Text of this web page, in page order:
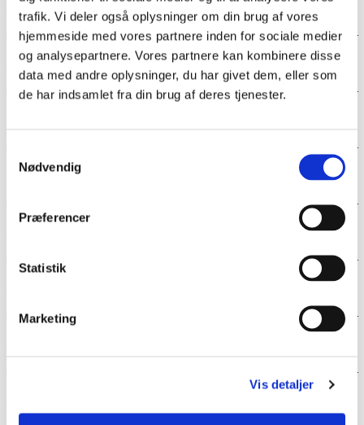
trafik. Vi deler også oplysninger om din brug af vores
hjemmeside med vores partnere inden for sociale medier
og analysepartnere. Vores partnere kan kombinere disse
data med andre oplysninger, du har givet dem, eller som
de har indsamlet fra din brug af deres tjenester.
Nødvendig
Præferencer
Statistik
Marketing
Vis detaljer
Abodritter
Achelis, Thomas Otto, 1887-1967, historiker
Adel i Sønderjylland/Slesvig